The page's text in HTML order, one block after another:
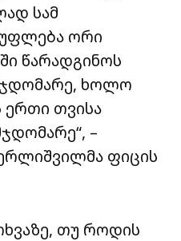
სამ
ორი
წარადგინოს
ხოლო
ერთი თვისა
–
ფიცის
თუ როდის